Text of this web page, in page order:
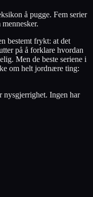
å pugge. Fem serier
bestemt frykt: at det
på å forklare hvordan
Men de beste seriene i
om helt jordnære ting:
nysgjerrighet. Ingen har